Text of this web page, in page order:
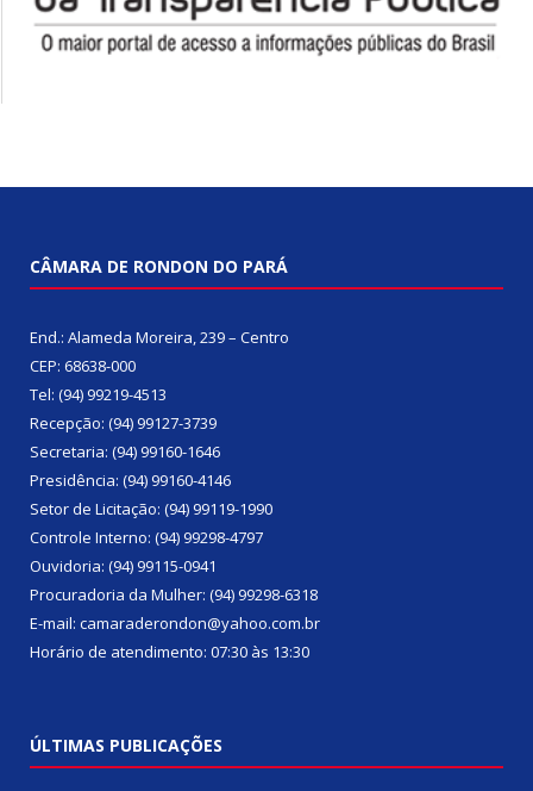
CÂMARA DE RONDON DO PARÁ
End.: Alameda Moreira, 239 – Centro
CEP: 68638-000
Tel: (94) 99219-4513
Recepção: (94) 99127-3739
Secretaria: (94) 99160-1646
Presidência: (94) 99160-4146
Setor de Licitação: (94) 99119-1990
Controle Interno: (94) 99298-4797
Ouvidoria: (94) 99115-0941
Procuradoria da Mulher: (94) 99298-6318
E-mail: camaraderondon@yahoo.com.br
Horário de atendimento: 07:30 às 13:30
ÚLTIMAS PUBLICAÇÕES